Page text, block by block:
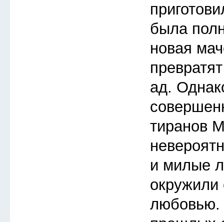
была
новая
ад.
тиранов
и милые
окружили
любовью.